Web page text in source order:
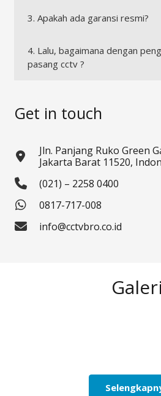
3. Apakah ada garansi resmi?
4. Lalu, bagaimana dengan
pasang cctv ?
Get in touch
Jln. Panjang Ruko Green
Jakarta Barat 11520,
(021) – 2258 0400
0817-717-008
info@cctvbro.co.id
Galeri